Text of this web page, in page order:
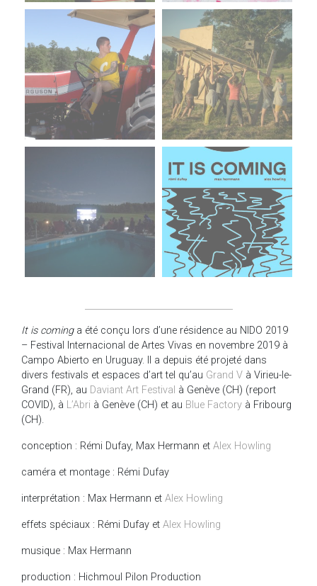
It is cominga été conçu lors d’une résidence au NIDO 2019
– Festival Internacional de Artes Vivas en novembre 2019 à
Campo Abierto en Uruguay. Il a depuis été projeté dans
divers festivals et espaces d’art tel qu’au Grand V à Virieu-le-
Grand (FR), au Daviant Art Festival à Genève (CH) (report
COVID), à L’Abri à Genève (CH) et au Blue Factory à Fribourg
(CH).
conception : Rémi Dufay, Max Hermann et Alex Howling
caméra et montage : Rémi Dufay
interprétation : Max Hermann et Alex Howling
effets spéciaux : Rémi Dufay et Alex Howling
musique : Max Hermann
production : Hichmoul Pilon Production